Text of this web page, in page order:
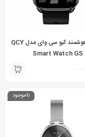
ساعت هوشمند کیو سی وای مدل QCY
Smart Watch GS
ناموجود